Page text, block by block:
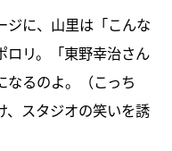
ジに、山里は「こんな
リ。「東野幸治さん
るのよ。（こっち
、スタジオの笑いを誘